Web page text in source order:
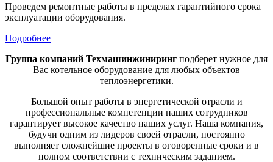
Проведем ремонтные работы в пределах гарантийного срока
эксплуатации оборудования.
Подробнее
Группа компаний Техмашинжиниринг подберет нужное для
Вас котельное оборудование для любых объектов
теплоэнергетики.
Большой опыт работы в энергетической отрасли и
профессиональные компетенции наших сотрудников
гарантирует высокое качество наших услуг. Наша компания,
будучи одним из лидеров своей отрасли, постоянно
выполняет сложнейшие проекты в оговоренные сроки и в
полном соответствии с техническим заданием.